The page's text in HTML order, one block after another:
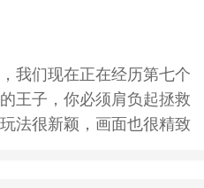
我们现在正在经历第七个
王子，你必须肩负起拯救
法很新颖，画面也很精致